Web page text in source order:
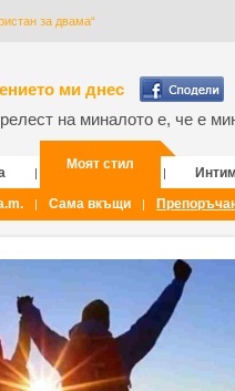
за двама“
ми днес
на миналото е, че е
|
Моят стил
|
| Сама вкъщи |